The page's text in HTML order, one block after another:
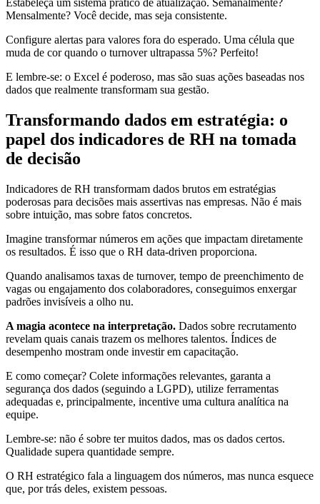
Estabeleça um sistema prático de atualização. Semanalmente?
Mensalmente? Você decide, mas seja consistente.
Configure alertas para valores fora do esperado. Uma célula que
muda de cor quando o turnover ultrapassa 5%? Perfeito!
E lembre-se: o Excel é poderoso, mas são suas ações baseadas nos
dados que realmente transformam sua gestão.
Transformando dados em estratégia: o
papel dos indicadores de RH na tomada
de decisão
Indicadores de RH transformam dados brutos em estratégias
poderosas para decisões mais assertivas nas empresas. Não é mais
sobre intuição, mas sobre fatos concretos.
Imagine transformar números em ações que impactam diretamente
os resultados. É isso que o RH data-driven proporciona.
Quando analisamos taxas de turnover, tempo de preenchimento de
vagas ou engajamento dos colaboradores, conseguimos enxergar
padrões invisíveis a olho nu.
A magia acontece na interpretação. Dados sobre recrutamento
revelam quais canais trazem os melhores talentos. Índices de
desempenho mostram onde investir em capacitação.
E como começar? Colete informações relevantes, garanta a
segurança dos dados (seguindo a LGPD), utilize ferramentas
adequadas e, principalmente, incentive uma cultura analítica na
equipe.
Lembre-se: não é sobre ter muitos dados, mas os dados certos.
Qualidade supera quantidade sempre.
O RH estratégico fala a linguagem dos números, mas nunca esquece
que, por trás deles, existem pessoas.